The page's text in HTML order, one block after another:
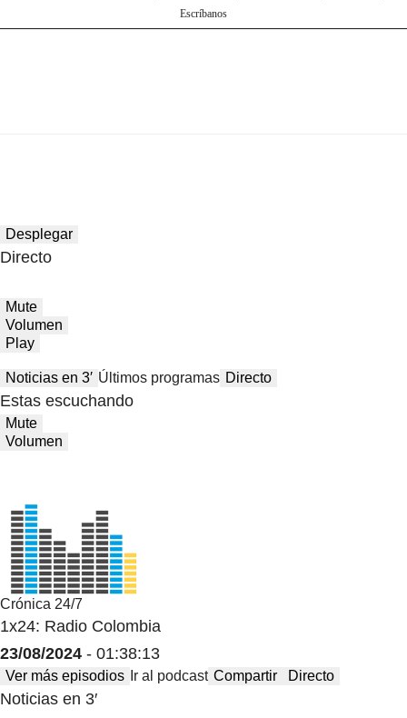
Escríbanos
Desplegar
Directo
Mute
Volumen
Play
Noticias en 3′ Últimos programas Directo
Estas escuchando
Mute
Volumen
Crónica 24/7
1x24: Radio Colombia
23/08/2024 - 01:38:13
Ver más episodios Ir al podcast Compartir Directo
Noticias en 3′